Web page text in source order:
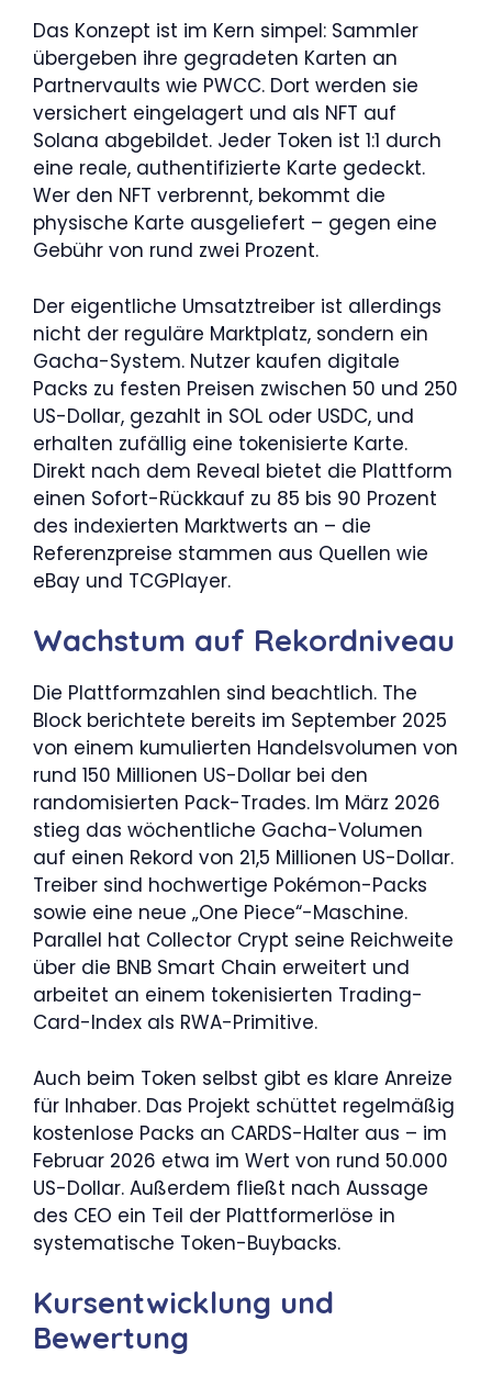
Das Konzept ist im Kern simpel: Sammler
übergeben ihre gegradeten Karten an
Partnervaults wie PWCC. Dort werden sie
versichert eingelagert und als NFT auf
Solana abgebildet. Jeder Token ist 1:1 durch
eine reale, authentifizierte Karte gedeckt.
Wer den NFT verbrennt, bekommt die
physische Karte ausgeliefert – gegen eine
Gebühr von rund zwei Prozent.
Der eigentliche Umsatztreiber ist allerdings
nicht der reguläre Marktplatz, sondern ein
Gacha-System. Nutzer kaufen digitale
Packs zu festen Preisen zwischen 50 und 250
US-Dollar, gezahlt in SOL oder USDC, und
erhalten zufällig eine tokenisierte Karte.
Direkt nach dem Reveal bietet die Plattform
einen Sofort-Rückkauf zu 85 bis 90 Prozent
des indexierten Marktwerts an – die
Referenzpreise stammen aus Quellen wie
eBay und TCGPlayer.
Wachstum auf Rekordniveau
Die Plattformzahlen sind beachtlich. The
Block berichtete bereits im September 2025
von einem kumulierten Handelsvolumen von
rund 150 Millionen US-Dollar bei den
randomisierten Pack-Trades. Im März 2026
stieg das wöchentliche Gacha-Volumen
auf einen Rekord von 21,5 Millionen US-Dollar.
Treiber sind hochwertige Pokémon-Packs
sowie eine neue „One Piece“-Maschine.
Parallel hat Collector Crypt seine Reichweite
über die BNB Smart Chain erweitert und
arbeitet an einem tokenisierten Trading-
Card-Index als RWA-Primitive.
Auch beim Token selbst gibt es klare Anreize
für Inhaber. Das Projekt schüttet regelmäßig
kostenlose Packs an CARDS-Halter aus – im
Februar 2026 etwa im Wert von rund 50.000
US-Dollar. Außerdem fließt nach Aussage
des CEO ein Teil der Plattformerlöse in
systematische Token-Buybacks.
Kursentwicklung und
Bewertung